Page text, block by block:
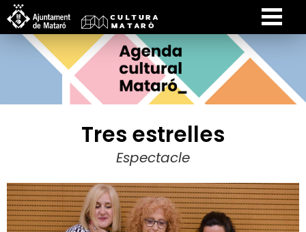
Tres estrelles
Espectacle